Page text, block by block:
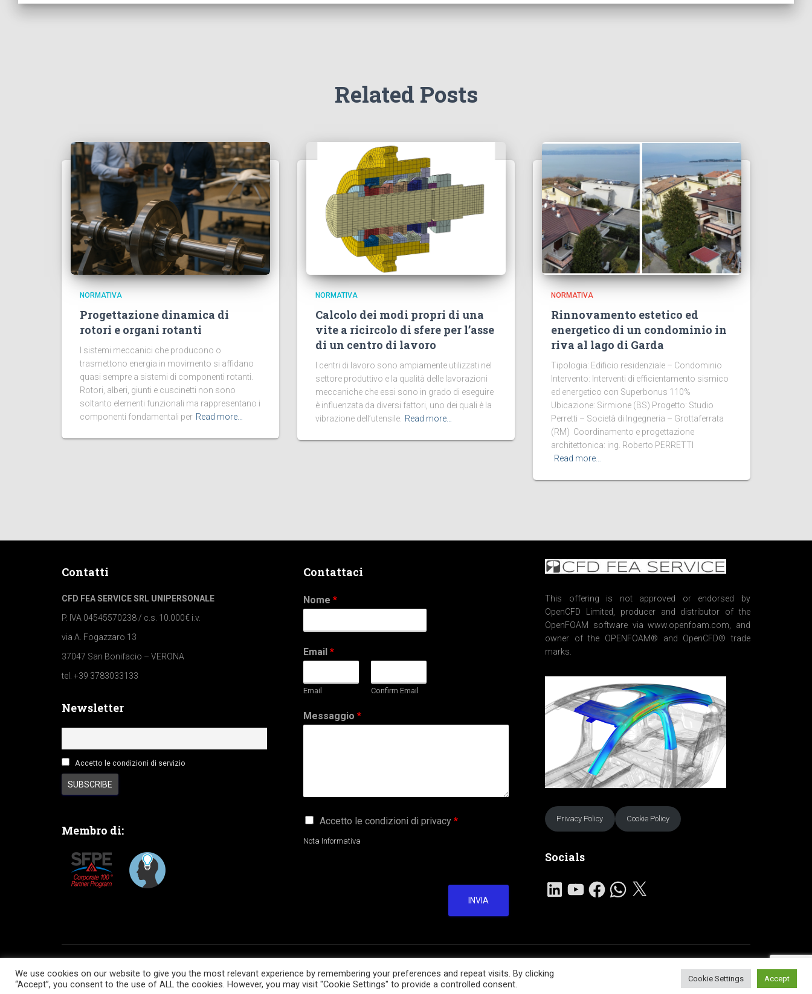
Related Posts
NORMATIVA
Progettazione dinamica di
rotori e organi rotanti
I sistemi meccanici che producono o
trasmettono energia in movimento si affidano
quasi sempre a sistemi di componenti rotanti.
Rotori, alberi, giunti e cuscinetti non sono
soltanto elementi funzionali ma rappresentano i
componenti fondamentali per Read more…
NORMATIVA
Calcolo dei modi propri di una
vite a ricircolo di sfere per l’asse
di un centro di lavoro
I centri di lavoro sono ampiamente utilizzati nel
settore produttivo e la qualità delle lavorazioni
meccaniche che essi sono in grado di eseguire
è influenzata da diversi fattori, uno dei quali è la
vibrazione dell’utensile. Read more…
NORMATIVA
Rinnovamento estetico ed
energetico di un condominio in
riva al lago di Garda
Tipologia: Edificio residenziale – Condominio
Intervento: Interventi di efficientamento sismico
ed energetico con Superbonus 110%
Ubicazione: Sirmione (BS) Progetto: Studio
Perretti – Società di Ingegneria – Grottaferrata
(RM) Coordinamento e progettazione
architettonica: ing. Roberto PERRETTI
Read more…
Contatti
CFD FEA SERVICE SRL UNIPERSONALE
P. IVA 04545570238 / c.s. 10.000€ i.v.
via A. Fogazzaro 13
37047 San Bonifacio – VERONA
tel. +39 3783033133
Newsletter
Accetto le condizioni di servizio
Membro di:
Contattaci
Nome *
Email *
Email Confirm Email
Messaggio *
G
P
*
Accetto le condizioni di privacy *
Nota Informativa
INVIA
This offering is not approved or endorsed by
OpenCFD Limited, producer and distributor of the
OpenFOAM software via www.openfoam.com, and
owner of the OPENFOAM® and OpenCFD® trade
marks.
Privacy Policy Cookie Policy
Socials
L
N
Y
O
F
A
K
W
H
A
P
X
HOME SERVIZI SOFTWARE COMUNITA’ CONTATTI Hestia | Developed by
We use cookies on our website to give you the most relevant experience by remembering your preferences and repeat visits. By clicking
“Accept”, you consent to the use of ALL the cookies. However, you may visit "Cookie Settings" to provide a controlled consent.
Cookie Settings Accept